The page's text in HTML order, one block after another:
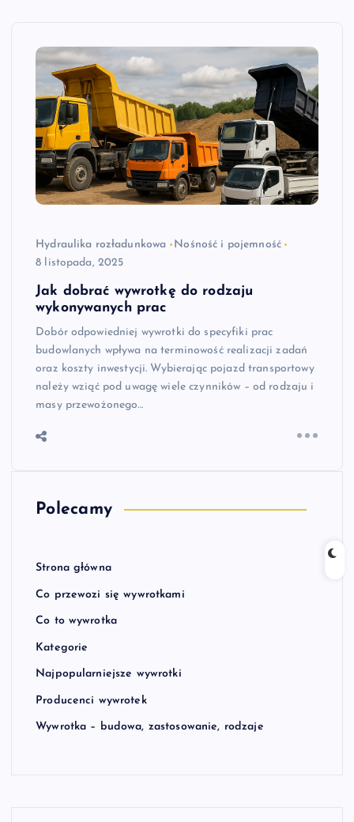
Hydraulika rozładunkowa
Nośność i pojemność
8 listopada, 2025
Jak dobrać wywrotkę do rodzaju
wykonywanych prac
Dobór odpowiedniej wywrotki do specyfiki prac
budowlanych wpływa na terminowość realizacji zadań
oraz koszty inwestycji. Wybierając pojazd transportowy
należy wziąć pod uwagę wiele czynników – od rodzaju i
masy przewożonego…
Polecamy
Strona główna
Co przewozi się wywrotkami
Co to wywrotka
Kategorie
Najpopularniejsze wywrotki
Producenci wywrotek
Wywrotka – budowa, zastosowanie, rodzaje